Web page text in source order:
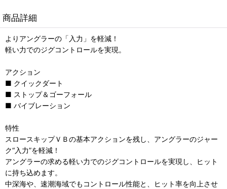
商品詳細
よりアングラーの「入力」を軽減！
軽い力でのジグコントロールを実現。
アクション
■ クイックダート
■ ストップ＆ゴーフォール
■ バイブレーション
特性
スロースキップＶＢの基本アクションを残し、アングラーのジャー
ク“入力”を軽減！
アングラーの求める軽い力でのジグコントロールを実現し、ヒット
に持ち込めます。
中深海や、速潮海域でもコントロール性能と、ヒット率を向上させ